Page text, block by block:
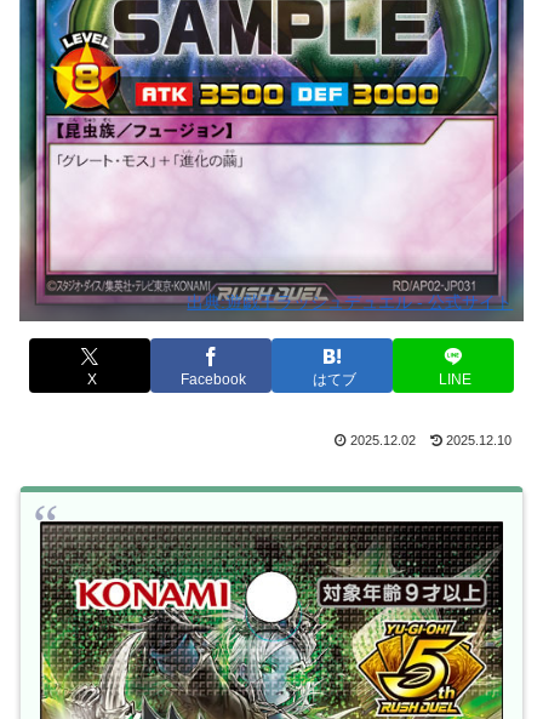
出典:遊戯王ラッシュデュエル - 公式サイト
X Facebook はてブ LINE
2025.12.02 2025.12.10